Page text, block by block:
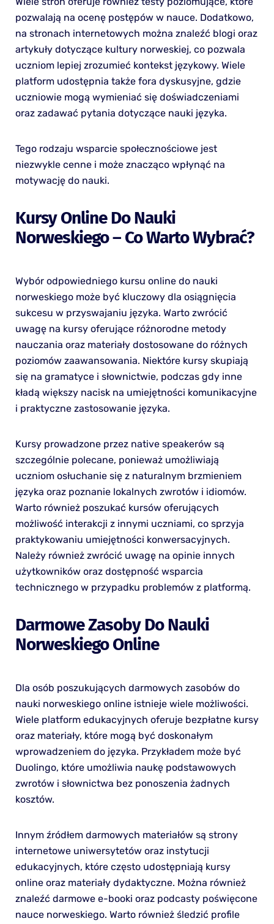
pozwalają na ocenę postępów w nauce. Dodatkowo,
na stronach internetowych można znaleźć blogi oraz
artykuły dotyczące kultury norweskiej, co pozwala
uczniom lepiej zrozumieć kontekst językowy. Wiele
platform udostępnia także fora dyskusyjne, gdzie
uczniowie mogą wymieniać się doświadczeniami
oraz zadawać pytania dotyczące nauki języka.
Tego rodzaju wsparcie społecznościowe jest
niezwykle cenne i może znacząco wpłynąć na
motywację do nauki.
Kursy Online Do Nauki
Norweskiego – Co Warto Wybrać?
Wybór odpowiedniego kursu online do nauki
norweskiego może być kluczowy dla osiągnięcia
sukcesu w przyswajaniu języka. Warto zwrócić
uwagę na kursy oferujące różnorodne metody
nauczania oraz materiały dostosowane do różnych
poziomów zaawansowania. Niektóre kursy skupiają
się na gramatyce i słownictwie, podczas gdy inne
kładą większy nacisk na umiejętności komunikacyjne
i praktyczne zastosowanie języka.
Kursy prowadzone przez native speakerów są
szczególnie polecane, ponieważ umożliwiają
uczniom osłuchanie się z naturalnym brzmieniem
języka oraz poznanie lokalnych zwrotów i idiomów.
Warto również poszukać kursów oferujących
możliwość interakcji z innymi uczniami, co sprzyja
praktykowaniu umiejętności konwersacyjnych.
Należy również zwrócić uwagę na opinie innych
użytkowników oraz dostępność wsparcia
technicznego w przypadku problemów z platformą.
Darmowe Zasoby Do Nauki
Norweskiego Online
Dla osób poszukujących darmowych zasobów do
nauki norweskiego online istnieje wiele możliwości.
Wiele platform edukacyjnych oferuje bezpłatne kursy
oraz materiały, które mogą być doskonałym
wprowadzeniem do języka. Przykładem może być
Duolingo, które umożliwia naukę podstawowych
zwrotów i słownictwa bez ponoszenia żadnych
kosztów.
Innym źródłem darmowych materiałów są strony
internetowe uniwersytetów oraz instytucji
edukacyjnych, które często udostępniają kursy
online oraz materiały dydaktyczne. Można również
znaleźć darmowe e-booki oraz podcasty poświęcone
nauce norweskiego. Warto również śledzić profile